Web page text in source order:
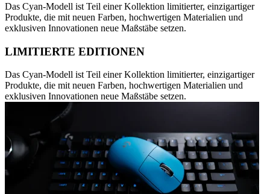
Das Cyan-Modell ist Teil einer Kollektion limitierter, einzigartiger
Produkte, die mit neuen Farben, hochwertigen Materialien und
exklusiven Innovationen neue Maßstäbe setzen.
LIMITIERTE EDITIONEN
Das Cyan-Modell ist Teil einer Kollektion limitierter, einzigartiger
Produkte, die mit neuen Farben, hochwertigen Materialien und
exklusiven Innovationen neue Maßstäbe setzen.